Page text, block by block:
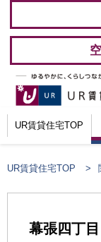
UR賃貸住宅TOP
UR賃貸住宅TOP
幕張四丁